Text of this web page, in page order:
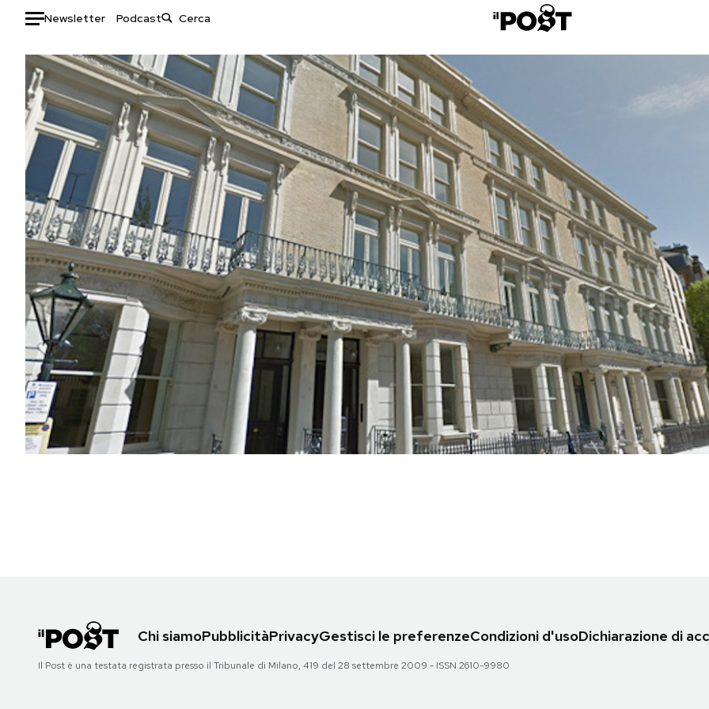
Newsletter Podcast
Auto
HOME
Italia
Mondo
Politica
Tecnologia
Internet
Scienza
Cultura
Economia
Sport
Moda
Libri
Consumismi
Storie/Idee
Ok Boomer!
Media
Europa
Altrecose
Mondiali calcio 2026
PODCAST
NEWSLETTER
AREA PERSONALE
Chi siamoPubblicitàPrivacyGestisci le preferenzeCondizioni d'usoDichiarazione di
Il Post è una testata registrata presso il Tribunale di Milano, 419 del 28 settembre 2009 - ISSN 2610-9980